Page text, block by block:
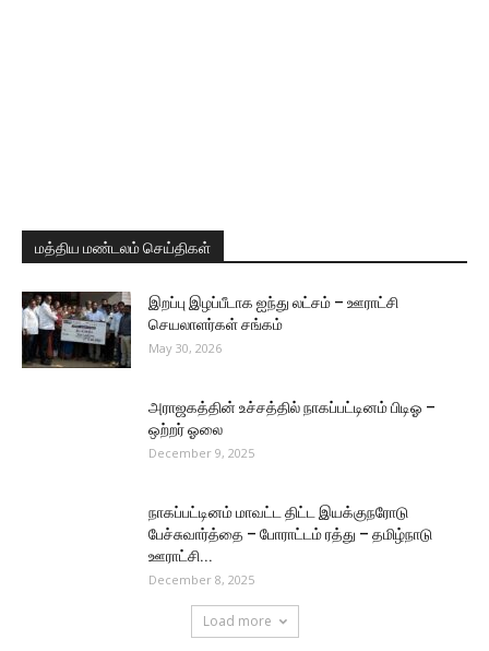
மத்திய மண்டலம் செய்திகள்
இறப்பு இழப்பீடாக ஐந்து லட்சம் – ஊராட்சி
செயலாளர்கள் சங்கம்
May 30, 2026
அராஜகத்தின் உச்சத்தில் நாகப்பட்டினம் பிடிஓ –
ஒற்றர் ஓலை
December 9, 2025
நாகப்பட்டினம் மாவட்ட திட்ட இயக்குநரோடு
பேச்சுவார்த்தை – போராட்டம் ரத்து – தமிழ்நாடு
ஊராட்சி...
December 8, 2025
Load more